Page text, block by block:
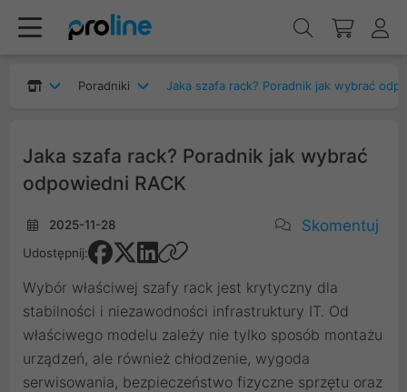
Poradniki
Jaka szafa rack? Poradnik jak wybrać
odpowiedni RACK
2025-11-28 Skomentuj
Udostępnij:
Wybór właściwej szafy rack jest krytyczny dla
stabilności i niezawodności infrastruktury IT. Od
właściwego modelu zależy nie tylko sposób montażu
urządzeń, ale również chłodzenie, wygoda
serwisowania, bezpieczeństwo fizyczne sprzętu oraz